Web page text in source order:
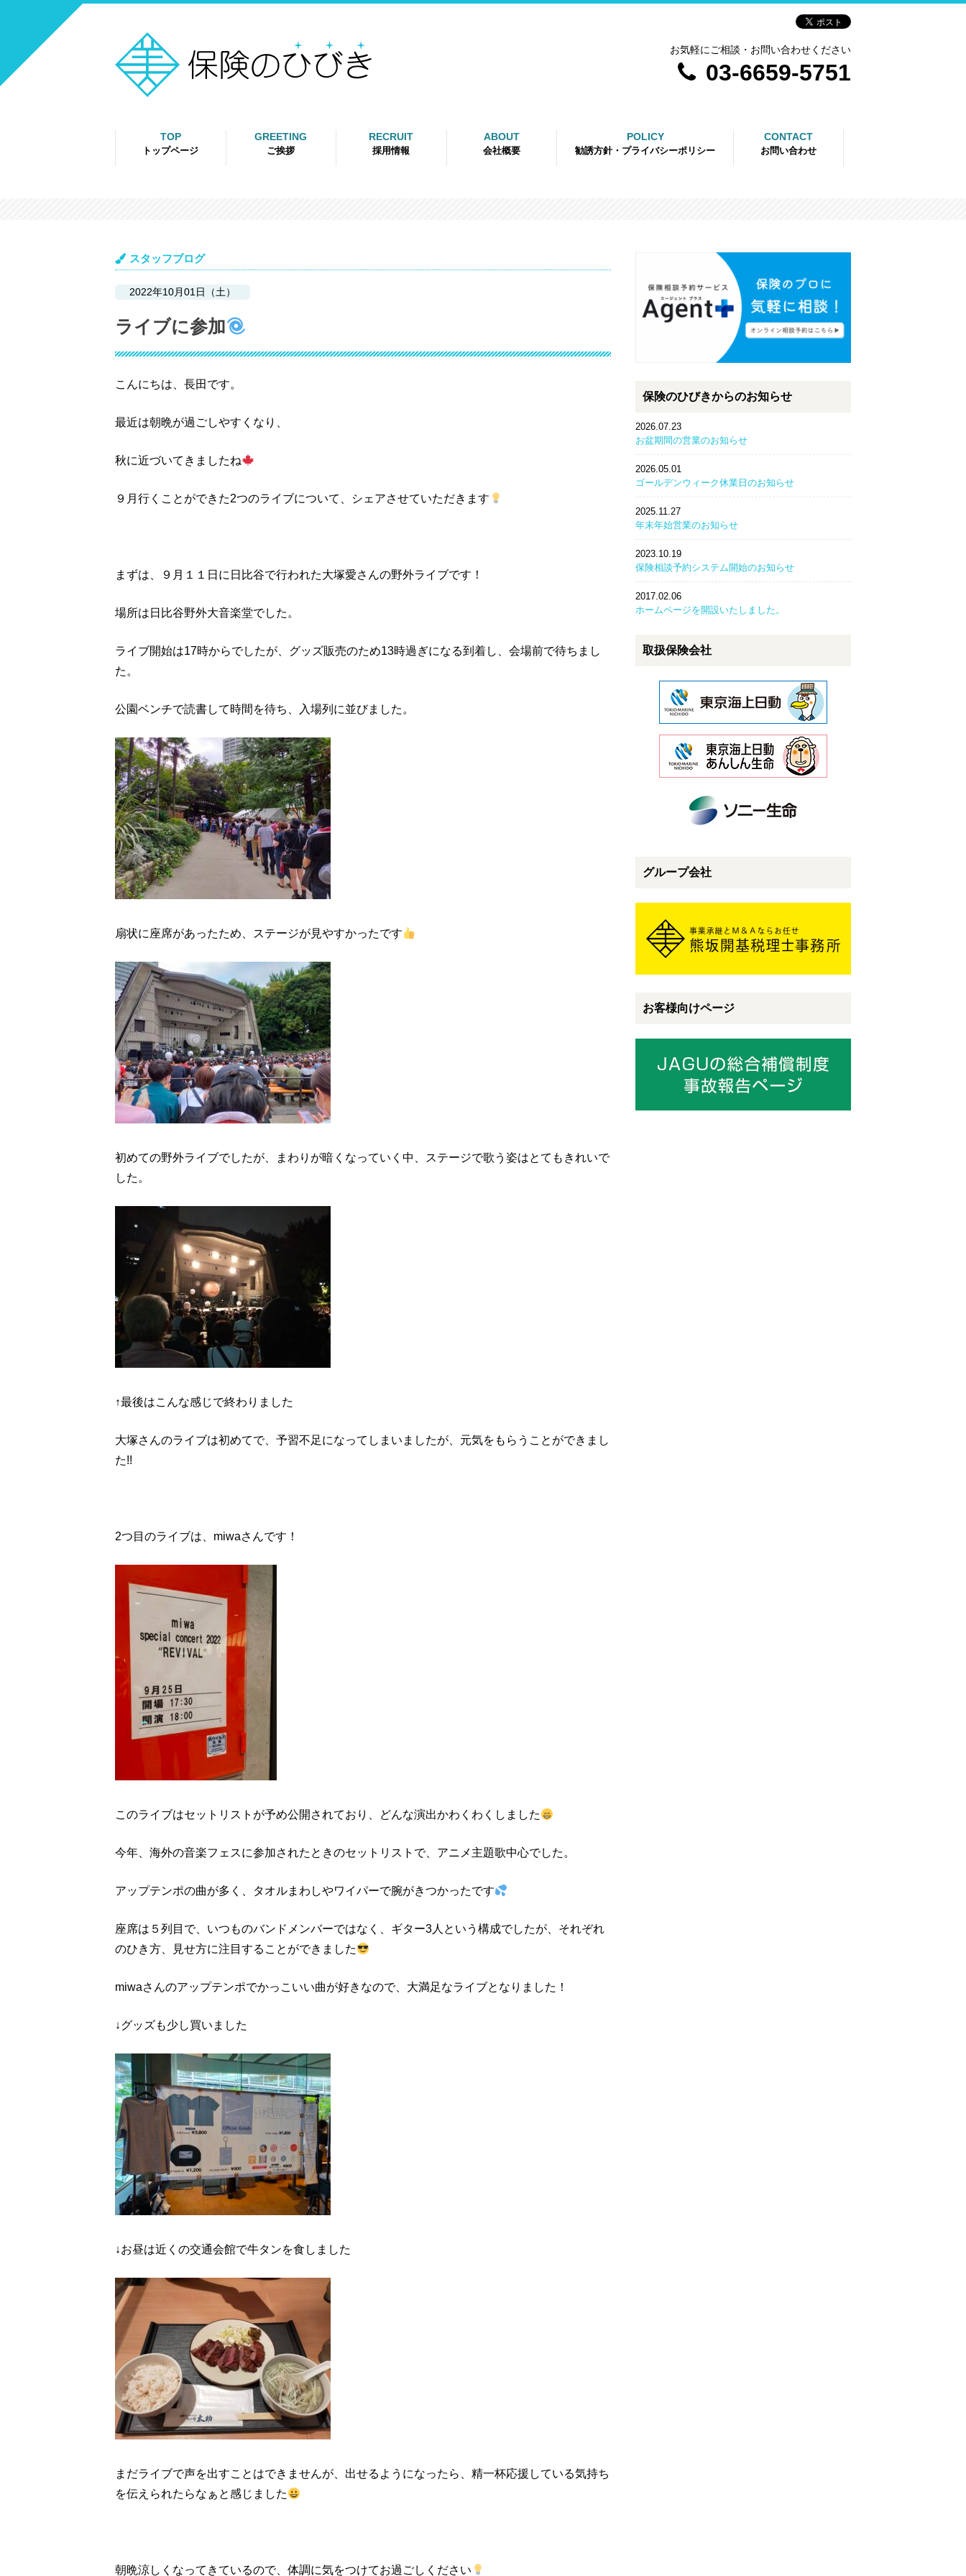
お気軽にご相談・お問い合わせください
03-6659-5751
TOP
トップページ
GREETING
ご挨拶
RECRUIT
採用情報
ABOUT
会社概要
POLICY
勧誘方針・プライバシーポリシー
CONTACT
お問い合わせ
スタッフブログ
2022年10月01日（土）
ライブに参加
こんにちは、長田です。
最近は朝晩が過ごしやすくなり、
秋に近づいてきましたね
９月行くことができた2つのライブについて、シェアさせていただきます
まずは、９月１１日に日比谷で行われた大塚愛さんの野外ライブです！
場所は日比谷野外大音楽堂でした。
ライブ開始は17時からでしたが、グッズ販売のため13時過ぎになる到着し、会場前で待ちまし
た。
公園ベンチで読書して時間を待ち、入場列に並びました。
扇状に座席があったため、ステージが見やすかったです
初めての野外ライブでしたが、まわりが暗くなっていく中、ステージで歌う姿はとてもきれいで
した。
↑最後はこんな感じで終わりました
大塚さんのライブは初めてで、予習不足になってしまいましたが、元気をもらうことができまし
た!!
2つ目のライブは、miwaさんです！
このライブはセットリストが予め公開されており、どんな演出かわくわくしました
今年、海外の音楽フェスに参加されたときのセットリストで、アニメ主題歌中心でした。
アップテンポの曲が多く、タオルまわしやワイパーで腕がきつかったです
座席は５列目で、いつものバンドメンバーではなく、ギター3人という構成でしたが、それぞれ
のひき方、見せ方に注目することができました
miwaさんのアップテンポでかっこいい曲が好きなので、大満足なライブとなりました！
↓グッズも少し買いました
↓お昼は近くの交通会館で牛タンを食しました
まだライブで声を出すことはできませんが、出せるようになったら、精一杯応援している気持ち
を伝えられたらなぁと感じました
朝晩涼しくなってきているので、体調に気をつけてお過ごしください
保険のひびきからのお知らせ
2026.07.23
お盆期間の営業のお知らせ
2026.05.01
ゴールデンウィーク休業日のお知らせ
2025.11.27
年末年始営業のお知らせ
2023.10.19
保険相談予約システム開始のお知らせ
2017.02.06
ホームページを開設いたしました。
取扱保険会社
グループ会社
お客様向けページ